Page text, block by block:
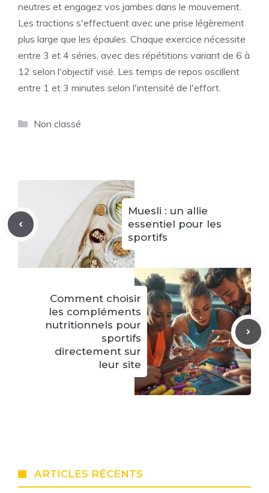
neutres et engagez vos jambes dans le mouvement.
Les tractions s'effectuent avec une prise légèrement
plus large que les épaules. Chaque exercice nécessite
entre 3 et 4 séries, avec des répétitions variant de 6 à
12 selon l'objectif visé. Les temps de repos oscillent
entre 1 et 3 minutes selon l'intensité de l'effort.
Catégories
Non classé
Muesli : un allie
essentiel pour les
sportifs
Comment choisir
les compléments
nutritionnels pour
sportifs
directement sur
leur site
ARTICLES RÉCENTS